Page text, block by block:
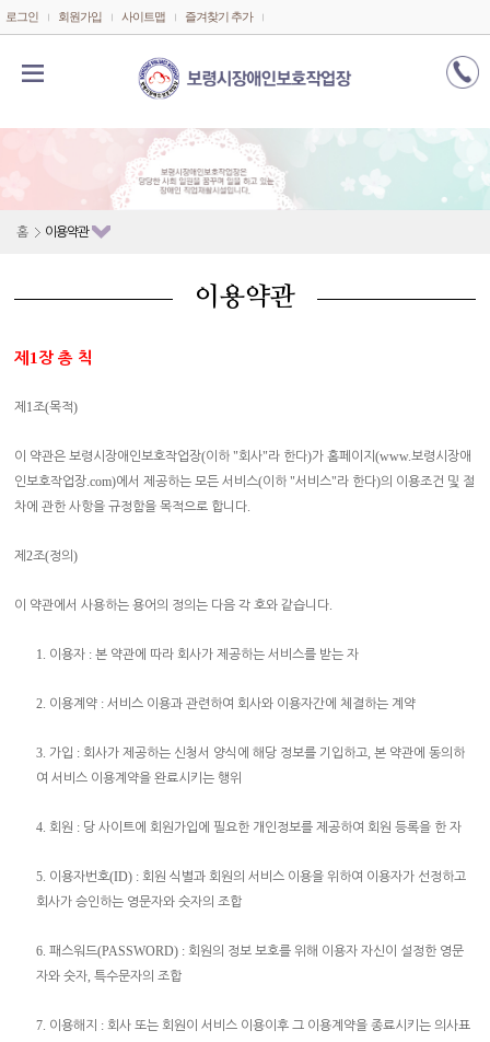
로그인 회원가입 사이트맵 즐겨찾기 추가
홈 이용약관
이용약관
제 1 장 총 칙
제 1조(목적)
이 약관은보령시장애인보호작업장(이하"회사"라 한다)가 홈페이지(www.보령시장애
인보호작업장.com)에서 제공하는 모든 서비스(이하"서비스"라 한다)의 이용조건 및 절
차에 관한 사항을 규정함을 목적으로 합니다.
제2조(정의)
이 약관에서 사용하는 용어의 정의는 다음 각 호와 같습니다.
1. 이용자 :본 약관에 따라 회사가 제공하는 서비스를 받는 자
2. 이용계약 :서비스 이용과 관련하여 회사와 이용자간에 체결하는 계약
3.가입 :회사가 제공하는 신청서 양식에 해당 정보를 기입하고,본 약관에 동의하
여 서비스 이용계약을 완료시키는 행위
4.회원 : 당 사이트에 회원가입에 필요한 개인정보를 제공하여 회원 등록을 한 자
5. 이용자번호(ID) :회원 식별과 회원의 서비스 이용을 위하여 이용자가 선정하고
회사가 승인하는 영문자와 숫자의 조합
6.패스워드(PASSWORD) :회원의 정보 보호를 위해 이용자 자신이 설정한 영문
자와 숫자,특수문자의 조합
7. 이용해지 :회사 또는 회원이 서비스 이용이후 그 이용계약을 종료시키는 의사표